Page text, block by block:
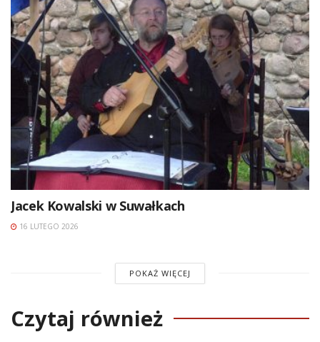
Jacek Kowalski w Suwałkach
16 LUTEGO 2026
POKAŻ WIĘCEJ
Czytaj również